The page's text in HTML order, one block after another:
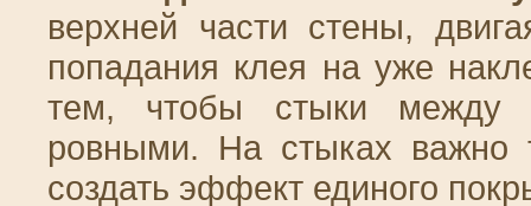
верхней части стены,
попадания клея на уже
тем, чтобы стыки между
ровными. На стыках важно
создать эффект единого